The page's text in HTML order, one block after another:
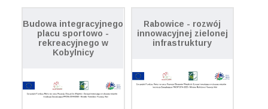
Budowa integracyjnego
placu sportowo -
rekreacyjnego w
Kobylnicy
Rabowice - rozwój
innowacyjnej zielonej
infrastruktury